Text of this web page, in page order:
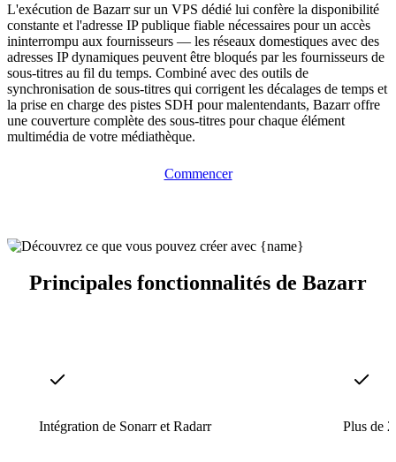
L'exécution de Bazarr sur un VPS dédié lui confère la disponibilité
constante et l'adresse IP publique fiable nécessaires pour un accès
ininterrompu aux fournisseurs — les réseaux domestiques avec des
adresses IP dynamiques peuvent être bloqués par les fournisseurs de
sous-titres au fil du temps. Combiné avec des outils de
synchronisation de sous-titres qui corrigent les décalages de temps et
la prise en charge des pistes SDH pour malentendants, Bazarr offre
une couverture complète des sous-titres pour chaque élément
multimédia de votre médiathèque.
Commencer
Principales fonctionnalités de Bazarr
Intégration de Sonarr et Radarr Plus de